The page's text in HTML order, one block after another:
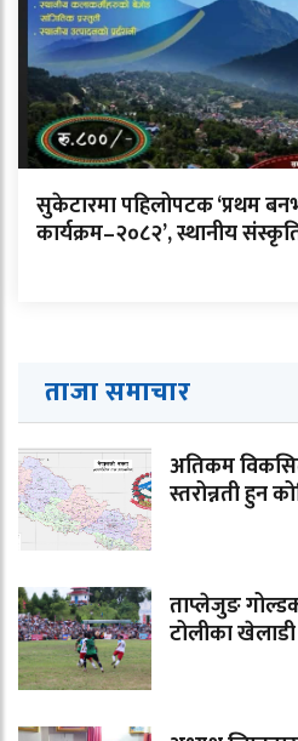
सुकेटारमा पहिलोपटक ‘प्रथम
कार्यक्रम–२०८२’, स्थानीय
ताजा समाचार
अतिकम
स्तरोन्नती हुन
ताप्लेजुङ
टोलीका